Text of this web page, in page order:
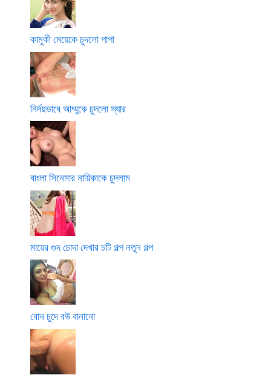
কামুকী মেয়েকে চুদলো পাপা
নির্দয়ভাবে আম্মুকে চুদলো স্যার
বাংলা সিনেমার নায়িকাকে চুদলাম
মায়ের গুদ চোদা দেখার চটি গল্প নতুন গল্প
বোন চুদে বউ বানানো